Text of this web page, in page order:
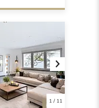
Next
1/ 11